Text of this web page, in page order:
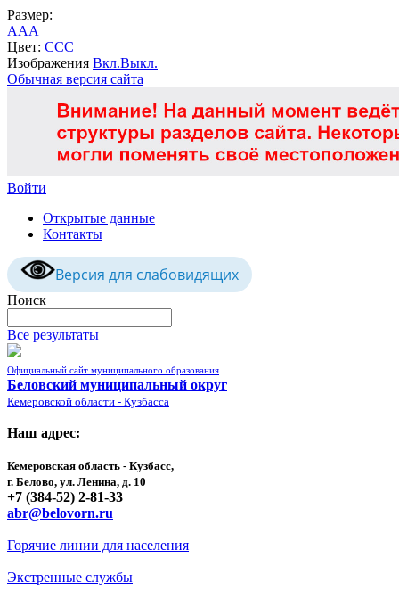
Размер:
AAA
Цвет: CCC
Изображения Вкл.Выкл.
Обычная версия сайта
Войти
Открытые данные
Контакты
Версия для слабовидящих
Поиск
Все результаты
Официальный сайт муниципального образования
Беловский муниципальный округ
Кемеровской области - Кузбасса
Наш адрес:
Кемеровская область - Кузбасс,
г. Белово, ул. Ленина, д. 10
+7 (384-52) 2-81-33
abr@belovorn.ru
Горячие линии для населения
Экстренные службы